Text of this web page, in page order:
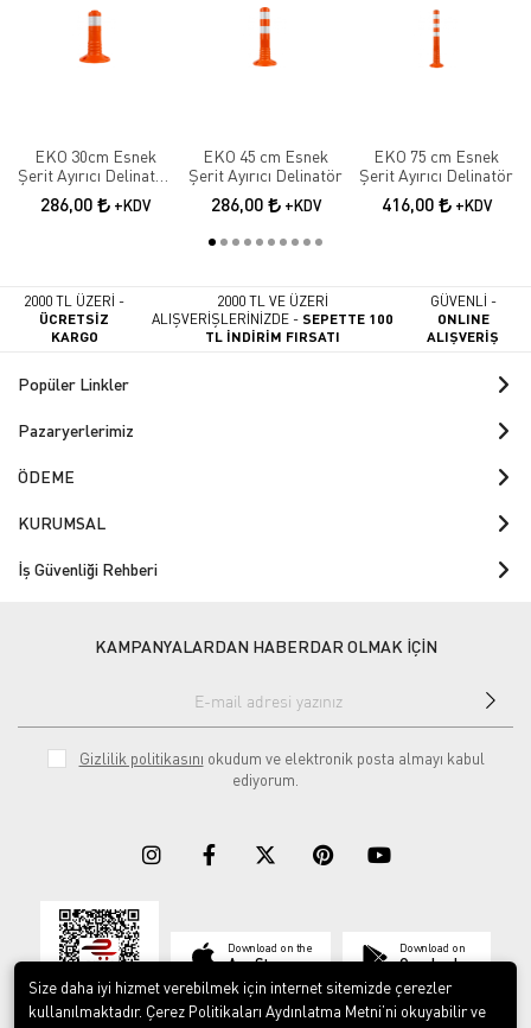
EKO 30cm Esnek
Şerit Ayırıcı Delinatör
Esnek Şerit Ayırıcı
286,00 +KDV
EKO 45 cm Esnek
Şerit Ayırıcı Delinatör
286,00 +KDV
EKO 75 cm Esnek
Şerit Ayırıcı Delinatör
416,00 +KDV
2000 TL ÜZERİ -
ÜCRETSİZ
KARGO
2000 TL VE ÜZERİ
ALIŞVERİŞLERİNİZDE -SEPETTE 100
TL İNDİRİM FIRSATI
GÜVENLİ -
ONLINE
ALIŞVERİŞ
Popüler Linkler
Pazaryerlerimiz
ÖDEME
KURUMSAL
İş Güvenliği Rehberi
KAMPANYALARDAN HABERDAR OLMAK İÇİN
Gizlilik politikasını okudum ve elektronik posta almayı kabul
ediyorum.
Download on the
App Store
Download on
Google play
Size daha iyi hizmet verebilmek için internet sitemizde çerezler
kullanılmaktadır. Çerez Politikaları Aydınlatma Metni’ni okuyabilir ve